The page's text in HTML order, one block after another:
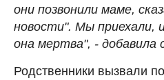
они позвонили маме,
новости". Мы приехали,
она мертва", - добавила
Родственники вызвали